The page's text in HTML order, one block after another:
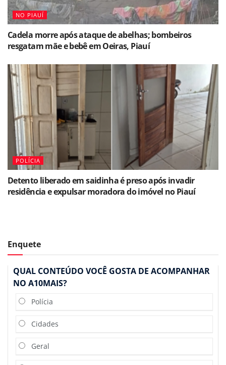
NO PIAUÍ
Cadela morre após ataque de abelhas; bombeiros
resgatam mãe e bebê em Oeiras, Piauí
POLÍCIA
Detento liberado em saidinha é preso após invadir
residência e expulsar moradora do imóvel no Piauí
Enquete
QUAL CONTEÚDO VOCÊ GOSTA DE ACOMPANHAR
NO A10MAIS?
Polícia
Cidades
Geral